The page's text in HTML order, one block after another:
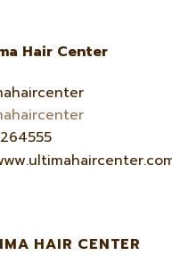
Hair Center
HAIR CENTER